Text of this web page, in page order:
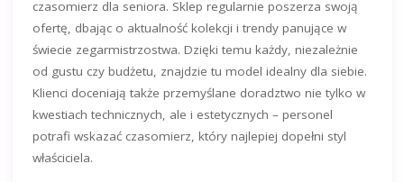
czasomierz dla seniora. Sklep regularnie poszerza swoją
ofertę, dbając o aktualność kolekcji i trendy panujące w
świecie zegarmistrzostwa. Dzięki temu każdy, niezależnie
od gustu czy budżetu, znajdzie tu model idealny dla siebie.
Klienci doceniają także przemyślane doradztwo nie tylko w
kwestiach technicznych, ale i estetycznych – personel
potrafi wskazać czasomierz, który najlepiej dopełni styl
właściciela.